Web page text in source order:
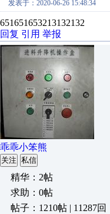
发表于：2020-06-26 15:48:34
651651653213132132
回复 引用 举报
乖乖小笨熊
关注 私信
精华：2帖
求助：0帖
帖子：1210帖 | 11287回